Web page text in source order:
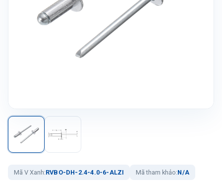
Mã V Xanh:RVBO-DH-2.4-4.0-6-ALZI Mã tham khảo:N/A